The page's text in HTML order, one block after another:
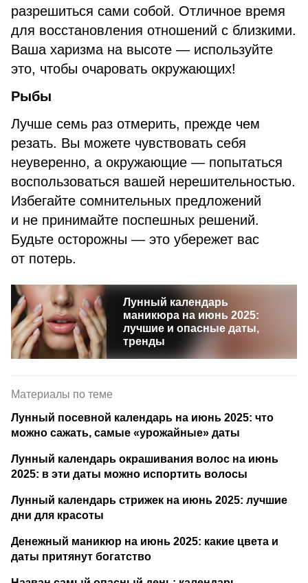
разрешиться сами собой. Отличное время
для восстановления отношений с близкими.
Ваша харизма на высоте — используйте
это, чтобы очаровать окружающих!
Рыбы
Лучше семь раз отмерить, прежде чем
резать. Вы можете чувствовать себя
неуверенно, а окружающие — попытаться
воспользоваться вашей нерешительностью.
Избегайте сомнительных предложений
и не принимайте поспешных решений.
Будьте осторожны — это убережет вас
от потерь.
Лунный календарь
маникюра на июнь 2025:
лучшие и опасные даты,
тренды
Материалы по теме
Лунный посевной календарь на июнь 2025: что
можно сажать, самые «урожайные» даты
Лунный календарь окрашивания волос на июнь
2025: в эти даты можно испортить волосы
Лунный календарь стрижек на июнь 2025: лучшие
дни для красоты
Денежный маникюр на июнь 2025: какие цвета и
даты притянут богатство